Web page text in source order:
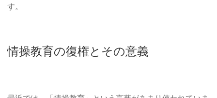
す。
情操教育の復権とその意義